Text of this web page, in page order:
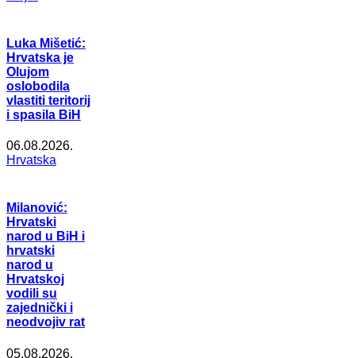
Luka Mišetić:
Hrvatska je
Olujom
oslobodila
vlastiti teritorij
i spasila BiH
06.08.2026.
Hrvatska
Milanović:
Hrvatski
narod u BiH i
hrvatski
narod u
Hrvatskoj
vodili su
zajednički i
neodvojiv rat
05.08.2026.